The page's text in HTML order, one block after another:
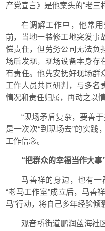
产党宣言》是他案头的“老三样
在调解工作中，他常
前，当地一装修工地突发事
偿责任，但劳务公司无法负
场后发现，现场设备本身存
有责任。他先安抚好现场群
工作人员共同研判，与多名
情况和责任归属，再动之以
“现场矛盾复杂，要善
是一次次“到现场去”的实践
工作信念。
“把群众的幸福当作大事”
马善祥的身边，也有一
“老马工作室”成立后，马善
马”行动，将自己多年经验倾
观音桥街道鹏润蓝海社